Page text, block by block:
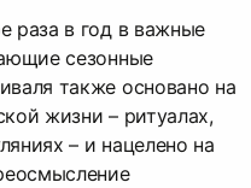
раза в год в важные
сезонные
также основано на
жизни – ритуалах,
– и нацелено на